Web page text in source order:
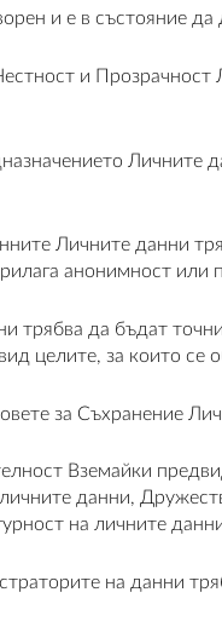
и е в състояние
и
Личните
Личните данни
анонимност или
трябва да бъдат
целите, за които се
за Съхранение
Вземайки
данни,
на личните
на данни